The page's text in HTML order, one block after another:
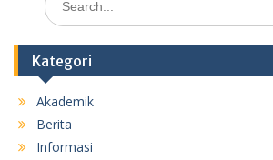
for:
Kategori
Akademik
Berita
Informasi